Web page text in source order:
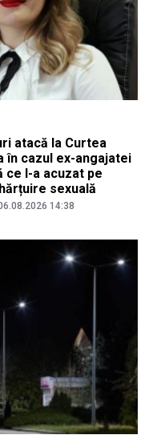
atacă la Curtea
în cazul ex-angajatei
ce l-a acuzat pe
sexuală
14:38